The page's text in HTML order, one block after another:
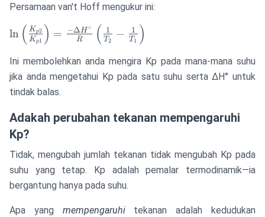
Persamaan van't Hoff mengukur ini:
\ln \left(
\frac{K_{p2}}
{K_{p1}}
\right) =
\frac{-\Delta
H^{\circ}}{R}
\left( \frac{1}
{T_2} -
\frac{1}{T_1}
\right)
ln ( Kp1
Kp2 ) = R
−ΔH ∘ ( T2
1 − T1
1 )
Ini membolehkan anda mengira Kp pada mana-mana suhu
jika anda mengetahui Kp pada satu suhu serta ΔH° untuk
tindak balas.
Adakah perubahan tekanan mempengaruhi
Kp?
Tidak, mengubah jumlah tekanan tidak mengubah Kp pada
suhu yang tetap. Kp adalah pemalar termodinamik—ia
bergantung hanya pada suhu.
Apa yang mempengaruhitekanan adalah kedudukan